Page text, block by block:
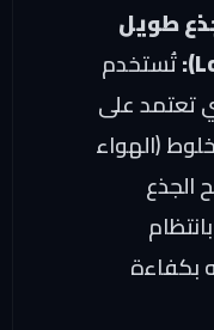
طويل
تُستخدم
تعتمد على
(الهواء
الجذع
بكفاءة